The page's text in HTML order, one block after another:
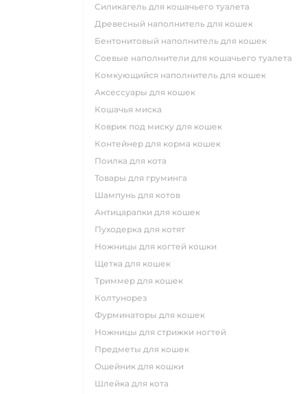
силикагель для кошачьего туалета
древесный наполнитель для кошек
бентонитовый наполнитель для кошек
соевые наполнители для кошачьего туалета
комкующийся наполнитель для кошек
аксессуары для кошек
кошачья миска
коврик под миску для кошек
контейнер для корма кошек
поилка для кота
товары для груминга
шампунь для котов
антицарапки для кошек
пуходерка для котят
ножницы для когтей кошки
щетка для кошек
триммер для кошек
колтунорез
фурминаторы для кошек
ножницы для стрижки ногтей
предметы для кошек
ошейник для кошки
шлейка для кота